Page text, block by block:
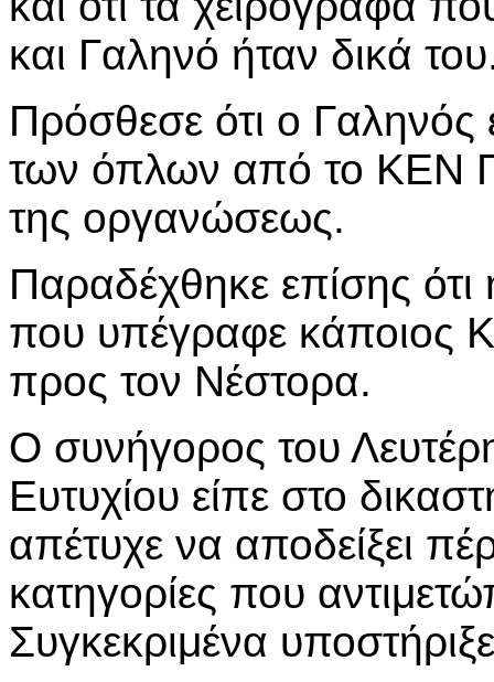
και Γαληνό ήταν δικά
Πρόσθεσε ότι ο Γαληνός
των όπλων από το ΚΕΝ
της οργανώσεως.
Παραδέχθηκε επίσης
που υπέγραφε κάποιος
προς τον Νέστορα.
Ο συνήγορος του
Ευτυχίου είπε στο
απέτυχε να αποδείξει
κατηγορίες που
Συγκεκριμένα